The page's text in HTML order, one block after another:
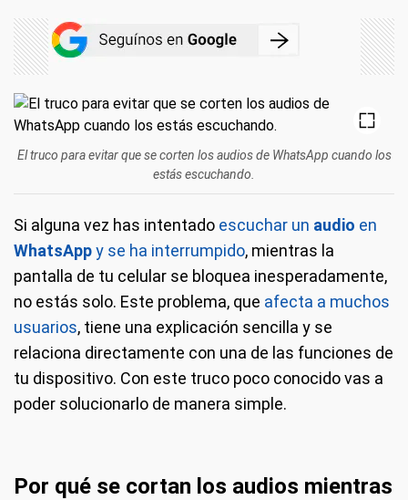
El truco para evitar que se corten los audios de WhatsApp cuando los
estás escuchando.
Si alguna vez has intentado escuchar un audio en
WhatsAppy se ha interrumpido, mientras la
pantalla de tu celular se bloquea inesperadamente,
no estás solo. Este problema, que afecta a muchos
usuarios, tiene una explicación sencilla y se
relaciona directamente con una de las funciones de
tu dispositivo. Con este truco poco conocido vas a
poder solucionarlo de manera simple.
Por qué se cortan los audios mientras